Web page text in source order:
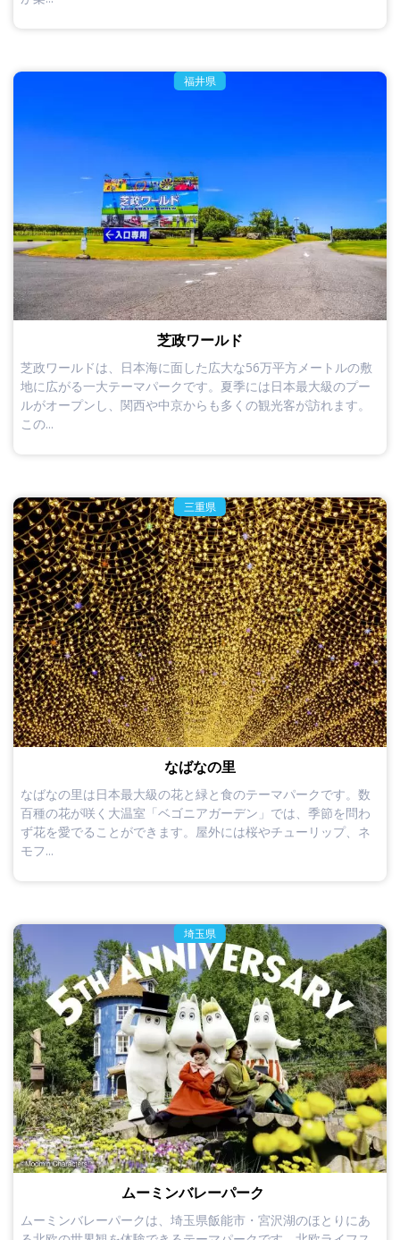
福井県
芝政ワールド
芝政ワールドは、日本海に面した広大な56万平方メートルの敷
地に広がる一大テーマパークです。夏季には日本最大級のプー
ルがオープンし、関西や中京からも多くの観光客が訪れます。
この...
三重県
なばなの里
なばなの里は日本最大級の花と緑と食のテーマパークです。数
百種の花が咲く大温室「ベゴニアガーデン」では、季節を問わ
ず花を愛でることができます。屋外には桜やチューリップ、ネ
モフ...
埼玉県
ムーミンバレーパーク
ムーミンバレーパークは、埼玉県飯能市・宮沢湖のほとりにあ